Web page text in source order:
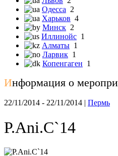
Одесса 2
Харьков 4
Минск 2
Иллинойс 1
Алматы 1
Ларвик 1
Копенгаген 1
Информация о
22/11/2014 - 22/11/2014 | Пермь
P.Ani.C`14